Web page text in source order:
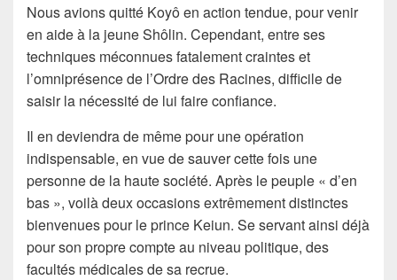
Nous avions quitté Koyô en action tendue, pour venir
en aide à la jeune Shôlin. Cependant, entre ses
techniques méconnues fatalement craintes et
l’omniprésence de l’Ordre des Racines, difficile de
saisir la nécessité de lui faire confiance.
Il en deviendra de même pour une opération
indispensable, en vue de sauver cette fois une
personne de la haute société. Après le peuple « d’en
bas », voilà deux occasions extrêmement distinctes
bienvenues pour le prince Keiun. Se servant ainsi déjà
pour son propre compte au niveau politique, des
facultés médicales de sa recrue.